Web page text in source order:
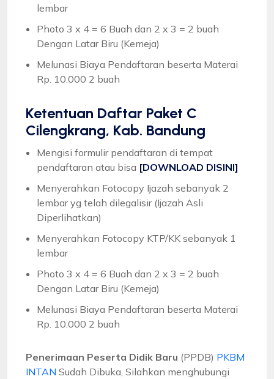
lembar
Photo 3 x 4 = 6 Buah dan 2 x 3 = 2 buah
Dengan Latar Biru (Kemeja)
Melunasi Biaya Pendaftaran beserta Materai
Rp. 10.000 2 buah
Ketentuan Daftar Paket C
Cilengkrang, Kab. Bandung
Mengisi formulir pendaftaran di tempat
pendaftaran atau bisa [DOWNLOAD DISINI]
Menyerahkan Fotocopy Ijazah sebanyak 2
lembar yg telah dilegalisir (Ijazah Asli
Diperlihatkan)
Menyerahkan Fotocopy KTP/KK sebanyak 1
lembar
Photo 3 x 4 = 6 Buah dan 2 x 3 = 2 buah
Dengan Latar Biru (Kemeja)
Melunasi Biaya Pendaftaran beserta Materai
Rp. 10.000 2 buah
Penerimaan Peserta Didik Baru (PPDB) PKBM
INTAN Sudah Dibuka, Silahkan menghubungi